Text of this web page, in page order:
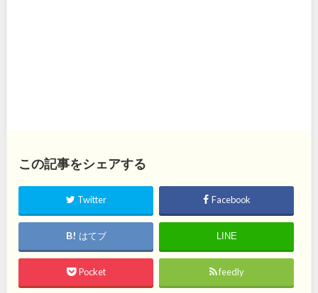
この記事をシェアする
Twitter Facebook
はてブ LINE
Pocket feedly